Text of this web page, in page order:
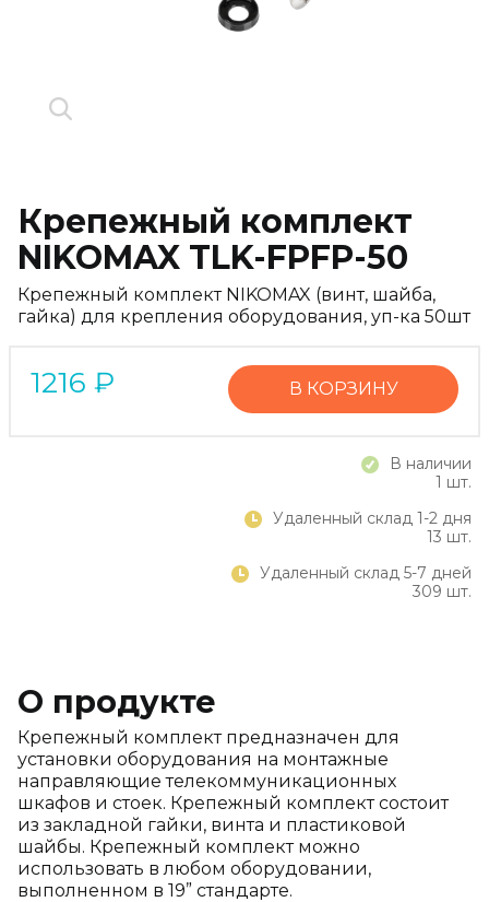
Крепежный комплект
NIKOMAX TLK-FPFP-50
Крепежный комплект NIKOMAX (винт, шайба,
гайка) для крепления оборудования, уп-ка 50шт
1216 ₽ В КОРЗИНУ
В наличии
1 шт.
Удаленный склад 1-2 дня
13 шт.
Удаленный склад 5-7 дней
309 шт.
О продукте
Крепежный комплект предназначен для
установки оборудования на монтажные
направляющие телекоммуникационных
шкафов и стоек. Крепежный комплект состоит
из закладной гайки, винта и пластиковой
шайбы. Крепежный комплект можно
использовать в любом оборудовании,
выполненном в 19” стандарте.